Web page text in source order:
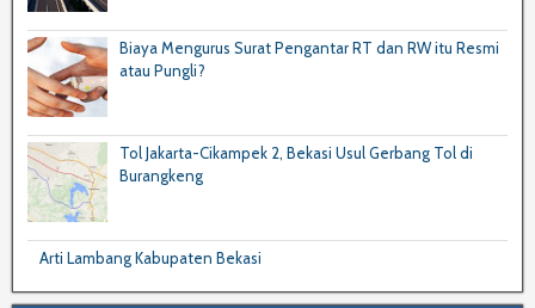
Biaya Mengurus Surat Pengantar RT dan RW itu Resmi
atau Pungli?
Tol Jakarta-Cikampek 2, Bekasi Usul Gerbang Tol di
Burangkeng
Arti Lambang Kabupaten Bekasi